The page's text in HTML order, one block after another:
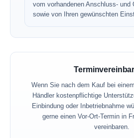
vom vorhandenen Anschluss- und
sowie von Ihren gewünschten
Wenn Sie nach dem Kauf bei
Händler kostenpflichtige
Einbindung oder Inbetriebnahme
gerne einen Vor-Ort-Termin in
vereinbaren.